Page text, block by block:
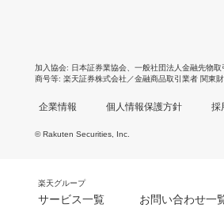
加入協会 日本証券業協会 一般社団法人金融先物取
商号等 楽天証券株式会社／金融商品取引業者 関東
企業情報 個人情報保護方針 採
© Rakuten Securities, Inc.
楽天グループ
サービス一覧 お問い合わせ一